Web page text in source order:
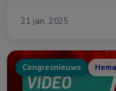
21 jan. 2025
Congresnieuws